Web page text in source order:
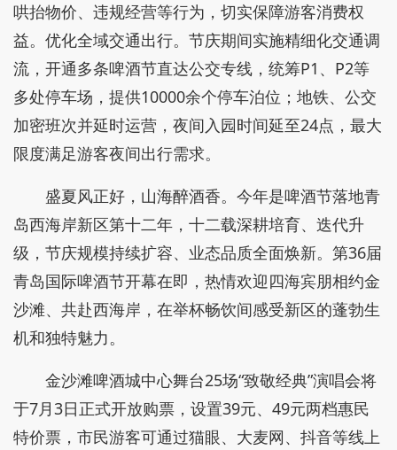
哄抬物价、违规经营等行为，切实保障游客消费权
益。优化全域交通出行。节庆期间实施精细化交通调
流，开通多条啤酒节直达公交专线，统筹P1、P2等
多处停车场，提供10000余个停车泊位；地铁、公交
加密班次并延时运营，夜间入园时间延至24点，最大
限度满足游客夜间出行需求。
盛夏风正好，山海醉酒香。今年是啤酒节落地青
岛西海岸新区第十二年，十二载深耕培育、迭代升
级，节庆规模持续扩容、业态品质全面焕新。第36届
青岛国际啤酒节开幕在即，热情欢迎四海宾朋相约金
沙滩、共赴西海岸，在举杯畅饮间感受新区的蓬勃生
机和独特魅力。
金沙滩啤酒城中心舞台25场“致敬经典”演唱会将
于7月3日正式开放购票，设置39元、49元两档惠民
特价票，市民游客可通过猫眼、大麦网、抖音等线上